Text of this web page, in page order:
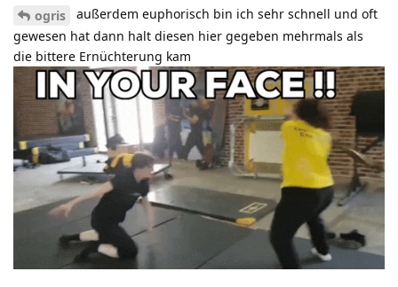
ogris
außerdem euphorisch bin ich sehr schnell und oft
gewesen hat dann halt diesen hier gegeben mehrmals als
die bittere Ernüchterung kam